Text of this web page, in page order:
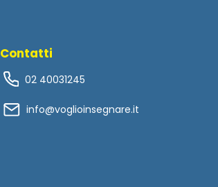
Contatti
02 40031245
info@voglioinsegnare.it